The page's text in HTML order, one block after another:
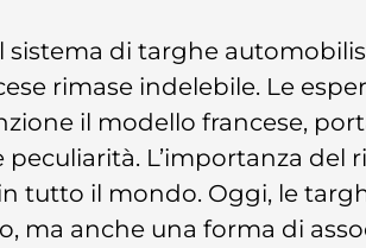
sistema di targhe
rimase indelebile. Le
il modello francese,
L’importanza del
tutto il mondo. Oggi, le
ma anche una forma di